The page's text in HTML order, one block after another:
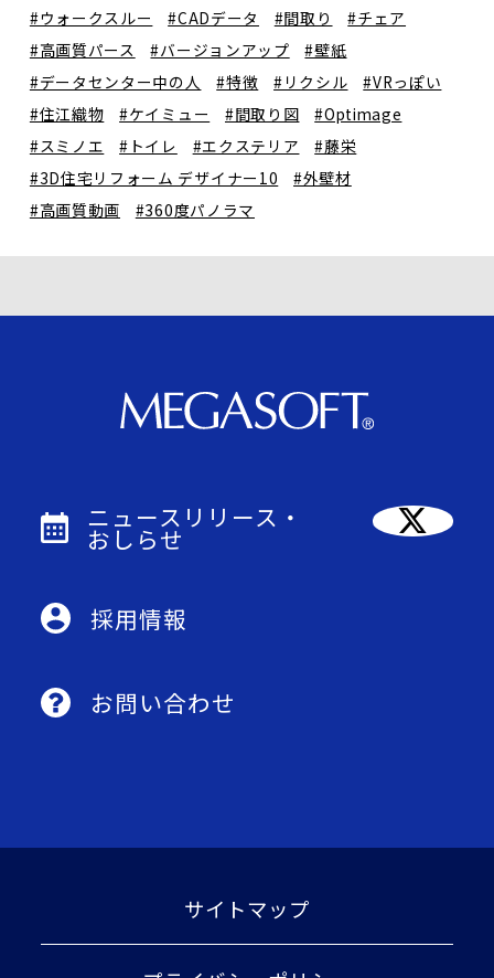
#ウォークスルー
#CADデータ #間取り
#チェア
#高画質パース
#バージョンアップ
#壁紙
#データセンター中の人
#特徴 #リクシル
#VRっぽい
#住江織物
#ケイミュー #間取り図
#Optimage
#スミノエ
#トイレ #エクステリア
#藤栄
#3D住宅リフォーム デザイナー10
#外壁材
#高画質動画
#360度パノラマ
ニュースリリース・
おしらせ
採用情報
お問い合わせ
サイトマップ